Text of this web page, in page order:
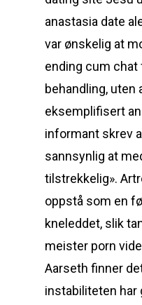
anastasia date
var ønskelig at
ending cum
behandling, uten
eksemplifisert
informant skrev
sannsynlig at
tilstrekkelig».
oppstå som en
kneleddet, slik
meister porn
Aarseth finner
instabiliteten har